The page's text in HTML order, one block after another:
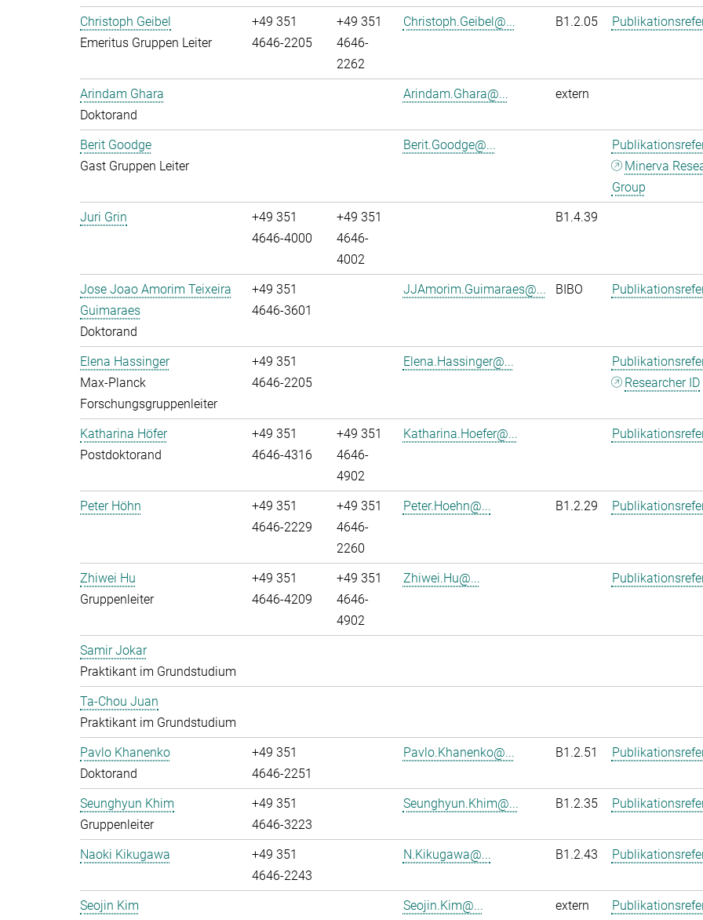
Christoph Geibel
Emeritus Gruppen Leiter
+49 351
4646-2205
+49 351
4646-
2262
Christoph.Geibel@... B1.2.05
Arindam Ghara
Doktorand
Arindam.Ghara@... extern
Berit Goodge
Gast Gruppen Leiter
Berit.Goodge@...
Minerva
Group
Juri Grin
+49 351
4646-4000
+49 351
4646-
4002
B1.4.39
Jose Joao Amorim Teixeira
Guimaraes
Doktorand
+49 351
4646-3601
JJAmorim.Guimaraes@... BIBO
Elena Hassinger
Max-Planck
Forschungsgruppenleiter
+49 351
4646-2205
Elena.Hassinger@...
Researcher ID
Katharina Höfer
Postdoktorand
+49 351
4646-4316
+49 351
4646-
4902
Katharina.Hoefer@...
Peter Höhn
+49 351
4646-2229
+49 351
4646-
2260
Peter.Hoehn@... B1.2.29
Zhiwei Hu
Gruppenleiter
+49 351
4646-4209
+49 351
4646-
4902
Zhiwei.Hu@...
Samir Jokar
Praktikant im Grundstudium
Ta-Chou Juan
Praktikant im Grundstudium
Pavlo Khanenko
Doktorand
+49 351
4646-2251
Pavlo.Khanenko@... B1.2.51
Seunghyun Khim
Gruppenleiter
+49 351
4646-3223
Seunghyun.Khim@... B1.2.35
Naoki Kikugawa
+49 351
4646-2243
N.Kikugawa@... B1.2.43
Seojin Kim
Seojin.Kim@... extern